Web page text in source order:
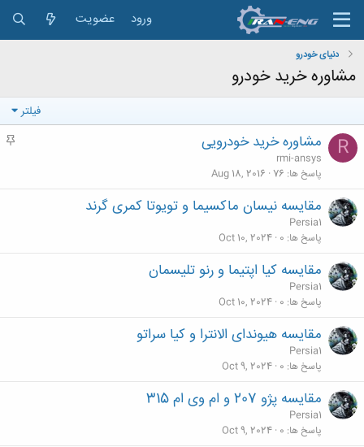
ورود عضویت
دنیای خودرو
مشاوره خرید خودرو
فیلتر
R
م
مشاوره خرید خودرویی
rmi-ansys
پاسخ ها 76
Aug 18, 2016
مقایسه نیسان ماکسیما و تویوتا کمری گرند
Persia1
پاسخ ها 0
Oct 10, 2024
مقایسه کیا اپتیما و رنو تلیسمان
Persia1
پاسخ ها 0
Oct 10, 2024
مقایسه هیوندای الانترا و کیا سراتو
Persia1
پاسخ ها 0
Oct 9, 2024
مقایسه پژو 207 و ام وی ام 315
Persia1
پاسخ ها 0
Oct 9, 2024